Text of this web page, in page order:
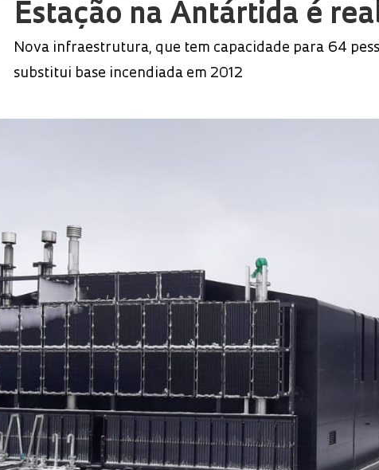
Estação na Antártida é
Nova infraestrutura, que tem capacidade para 64
substitui base incendiada em 2012